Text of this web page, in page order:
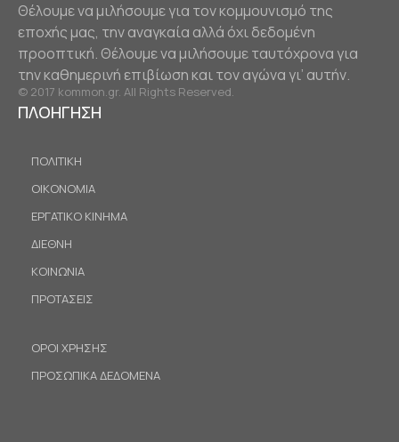
Θέλουμε να μιλήσουμε για τον κομμουνισμό της
εποχής μας, την αναγκαία αλλά όχι δεδομένη
προοπτική. Θέλουμε να μιλήσουμε ταυτόχρονα για
την καθημερινή επιβίωση και τον αγώνα γι’ αυτήν.
© 2017 kommon.gr. All Rights Reserved.
ΠΛΟΗΓΗΣΗ
ΠΟΛΙΤΙΚΗ
ΟΙΚΟΝΟΜΙΑ
ΕΡΓΑΤΙΚΟ ΚΙΝΗΜΑ
ΔΙΕΘΝΗ
ΚΟΙΝΩΝΙΑ
ΠΡΟΤΑΣΕΙΣ
ΟΡΟΙ ΧΡΗΣΗΣ
ΠΡΟΣΩΠΙΚΑ ΔΕΔΟΜΕΝΑ